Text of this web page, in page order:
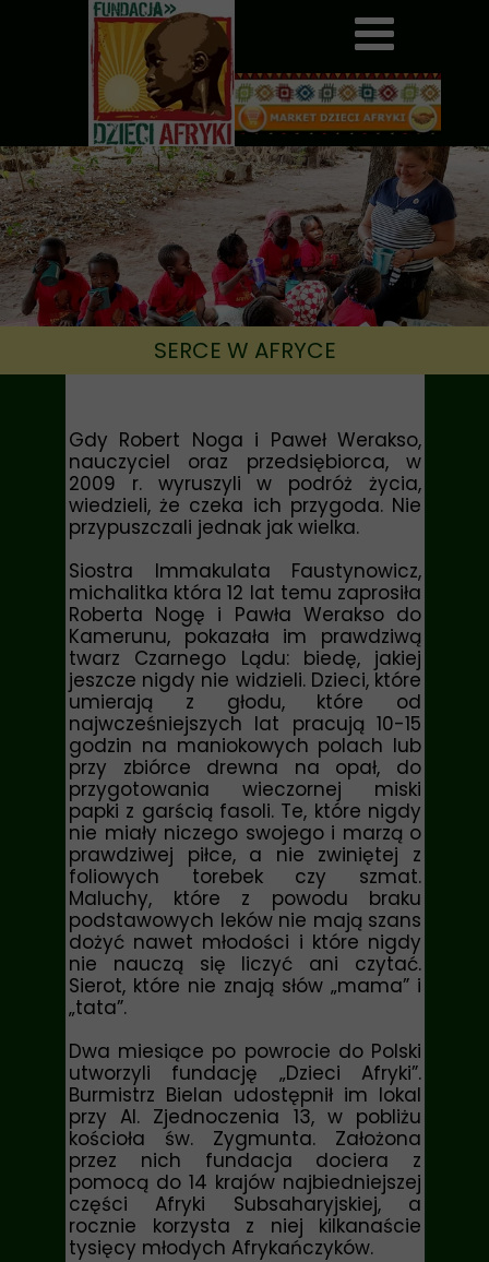
SERCE W AFRYCE
Gdy Robert Noga i Paweł Werakso,
nauczyciel oraz przedsiębiorca, w
2009 r. wyruszyli w podróż życia,
wiedzieli, że czeka ich przygoda. Nie
przypuszczali jednak jak wielka.
Siostra Immakulata Faustynowicz,
michalitka która 12 lat temu zaprosiła
Roberta Nogę i Pawła Werakso do
Kamerunu, pokazała im prawdziwą
twarz Czarnego Lądu: biedę, jakiej
jeszcze nigdy nie widzieli. Dzieci, które
umierają z głodu, które od
najwcześniejszych lat pracują 10-15
godzin na maniokowych polach lub
przy zbiórce drewna na opał, do
przygotowania wieczornej miski
papki z garścią fasoli. Te, które nigdy
nie miały niczego swojego i marzą o
prawdziwej piłce, a nie zwiniętej z
foliowych torebek czy szmat.
Maluchy, które z powodu braku
podstawowych leków nie mają szans
dożyć nawet młodości i które nigdy
nie nauczą się liczyć ani czytać.
Sierot, które nie znają słów „mama” i
„tata”.
Dwa miesiące po powrocie do Polski
utworzyli fundację „Dzieci Afryki”.
Burmistrz Bielan udostępnił im lokal
przy Al. Zjednoczenia 13, w pobliżu
kościoła św. Zygmunta. Założona
przez nich fundacja dociera z
pomocą do 14 krajów najbiedniejszej
części Afryki Subsaharyjskiej, a
rocznie korzysta z niej kilkanaście
tysięcy młodych Afrykańczyków.